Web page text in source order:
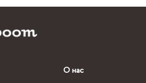
О нас